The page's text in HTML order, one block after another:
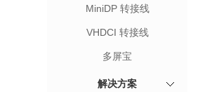
MiniDP 转接线
VHDCI 转接线
多屏宝
解决方案